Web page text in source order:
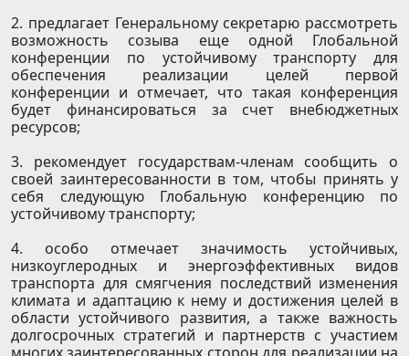
2. предлагает Генеральному секретарю рассмотреть
возможность созыва еще одной Глобальной
конференции по устойчивому транспорту для
обеспечения реализации целей первой
конференции и отмечает, что такая конференция
будет финансироваться за счет внебюджетных
ресурсов;
3. рекомендует государствам-членам сообщить о
своей заинтересованности в том, чтобы принять у
себя следующую Глобальную конференцию по
устойчивому транспорту;
4. особо отмечает значимость устойчивых,
низкоуглеродных и энергоэффективных видов
транспорта для смягчения последствий изменения
климата и адаптацию к нему и достижения целей в
области устойчивого развития, а также важность
долгосрочных стратегий и партнерств с участием